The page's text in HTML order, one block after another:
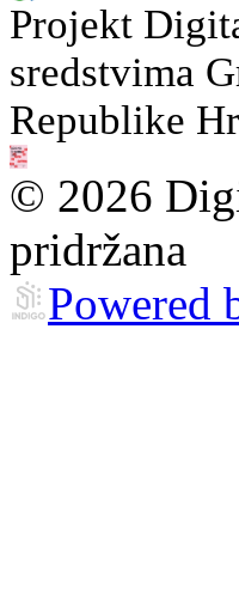
Projekt
sredstvima
Republike
© 2026
pridržana
Powered